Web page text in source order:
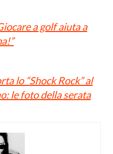
a golf aiuta a
lo “Shock Rock” al
le foto della serata